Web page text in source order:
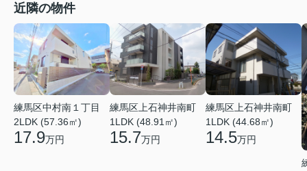
近隣の物件
練馬区中村南１丁目
2LDK (57.36㎡)
17.9万円
練馬区上石神井南町
1LDK (48.91㎡)
15.7万円
練馬区上石神井南町
1LDK (44.68㎡)
14.5万円